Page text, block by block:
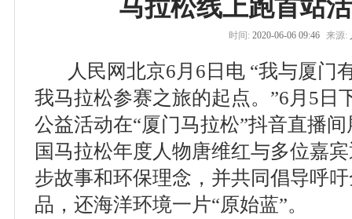
马拉松线上跑首站
时间: 2020-06-06 09:46 来源:
人民网北京6月6日电 “我与厦门
我马拉松参赛之旅的起点。”6月5日
公益活动在“厦门马拉松”抖音直播
国马拉松年度人物唐维红与多位嘉
步故事和环保理念，并共同倡导呼
品，还海洋环境一片“原始蓝”。